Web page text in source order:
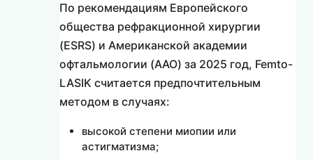
По рекомендациям Европейского
общества рефракционной хирургии
(ESRS) и Американской академии
офтальмологии (AAO) за 2025 год, Femto-
LASIK считается предпочтительным
методом в случаях:
высокой степени миопии или
астигматизма;